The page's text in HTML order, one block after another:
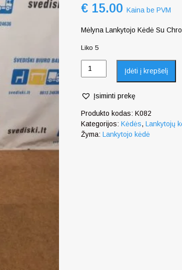
€ 15.00 Kaina be PVM
Mėlyna Lankytojo Kėdė Su
Liko 5
Įdėti į krepšelį
Įsiminti prekę
Produkto kodas:K082
Kategorijos:Kėdės,Lankytojų
Žyma:Lankytojo kėdė